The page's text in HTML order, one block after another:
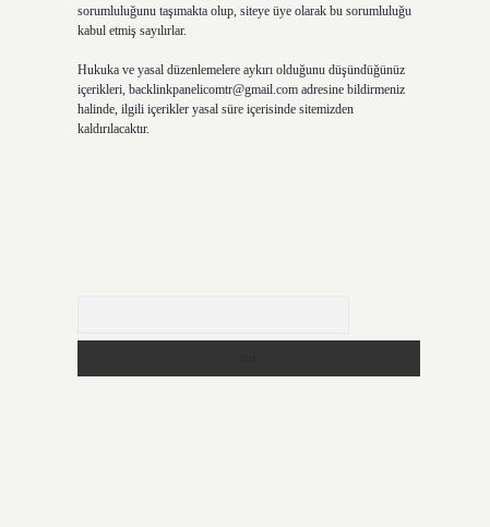
sorumluluğunu taşımakta olup, siteye üye olarak bu sorumluluğu
kabul etmiş sayılırlar.
Hukuka ve yasal düzenlemelere aykırı olduğunu düşündüğünüz
içerikleri, backlinkpanelicomtr@gmail.comadresine bildirmeniz
halinde, ilgili içerikler yasal süre içerisinde sitemizden
kaldırılacaktır.